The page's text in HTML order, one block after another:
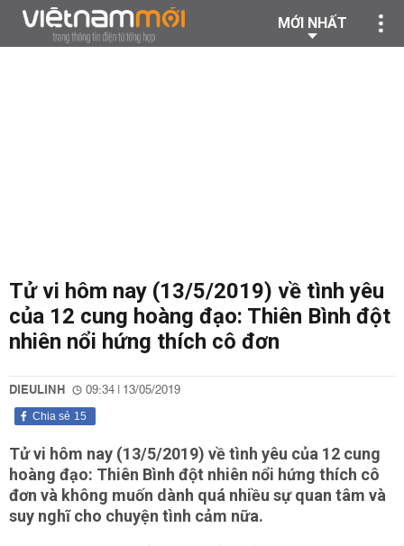
MỚI NHẤT
Tử vi hôm nay (13/5/2019) về tình yêu
của 12 cung hoàng đạo: Thiên Bình đột
nhiên nổi hứng thích cô đơn
DIEULINH 09:34 | 13/05/2019
15
Chia sẻ
Tử vi hôm nay (13/5/2019) về tình yêu của 12 cung
hoàng đạo: Thiên Bình đột nhiên nổi hứng thích cô
đơn và không muốn dành quá nhiều sự quan tâm và
suy nghĩ cho chuyện tình cảm nữa.